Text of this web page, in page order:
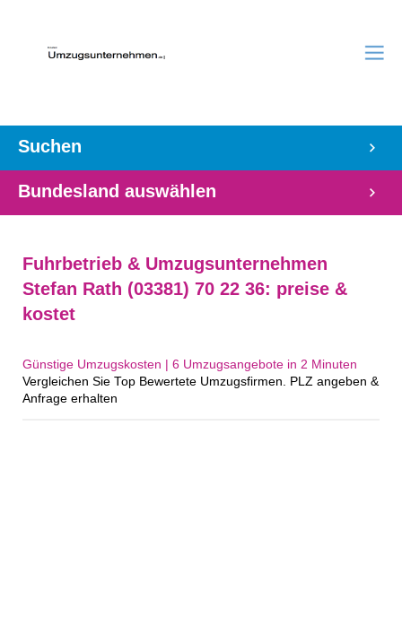
Suchen
Bundesland auswählen
Fuhrbetrieb & Umzugsunternehmen
Stefan Rath (03381) 70 22 36: preise &
kostet
Günstige Umzugskosten | 6 Umzugsangebote in 2 Minuten‎
Vergleichen Sie Top Bewertete Umzugsfirmen. PLZ angeben &
Anfrage erhalten